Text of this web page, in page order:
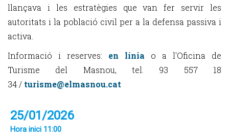
llançava i les estratègies que van fer servir les
autoritats i la població civil per a la defensa passiva i
activa.
Informació i reserves: en línia o a l'Oficina de
Turisme del Masnou, tel. 93 557 18
34 / turisme@elmasnou.cat
25/01/2026
Hora inici 11:00